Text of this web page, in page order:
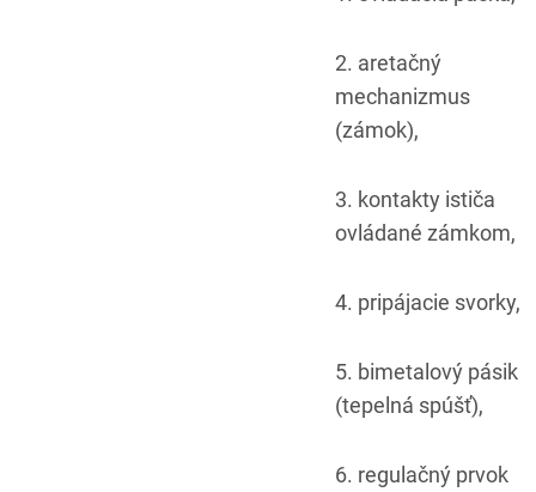
2. aretačný
mechanizmus
(zámok),
3. kontakty ističa
ovládané zámkom,
4. pripájacie svorky,
5. bimetalový pásik
(tepelná spúšť),
6. regulačný prvok